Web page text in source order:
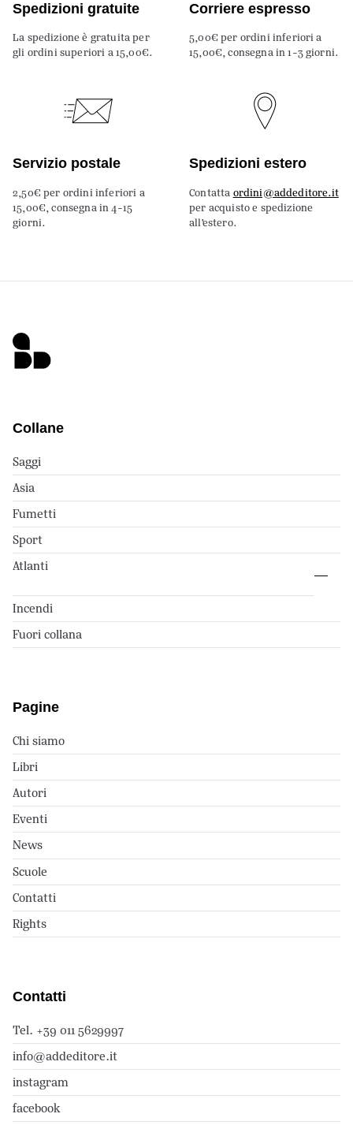
Spedizioni gratuite
La spedizione è gratuita per
gli ordini superiori a 15,00€.
Corriere espresso
5,00€ per ordini inferiori a
15,00€, consegna in 1-3 giorni.
Servizio postale
2,50€ per ordini inferiori a
15,00€, consegna in 4-15
giorni.
Spedizioni estero
Contatta ordini@addeditore.it
per acquisto e spedizione
all’estero.
Collane
Saggi
Asia
Fumetti
Sport
Atlanti
Incendi
Fuori collana
Pagine
Chi siamo
Libri
Autori
Eventi
News
Scuole
Contatti
Rights
Contatti
Tel. +39 011 5629997
info@addeditore.it
instagram
facebook